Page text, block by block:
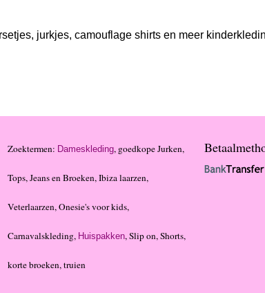
jurkjes, camouflage shirts en meer
Zoektermen: Dameskleding, goedkope Jurken,
Tops, Jeans en Broeken, Ibiza laarzen,
Veterlaarzen, Onesie's voor kids,
Carnavalskleding, Huispakken, Slip on, Shorts,
korte broeken, truien